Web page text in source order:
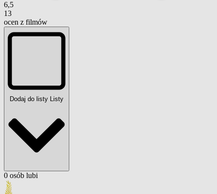
6,5
13
ocen z filmów
Dodaj do listy Listy
0 osób lubi